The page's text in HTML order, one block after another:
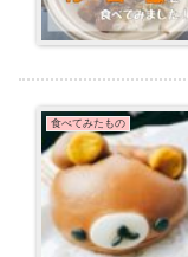
食べてみたもの